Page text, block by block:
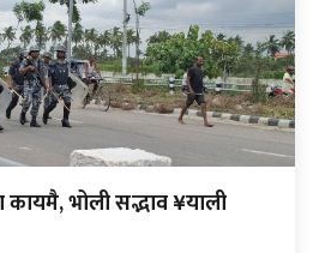
कायमै, भोली सद्भाव ¥याली